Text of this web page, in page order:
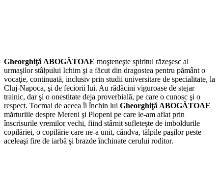
Gheorghiţă ABOGĂTOAE moşteneşte spiritul răzeşesc al
urmaşilor stâlpului Ichim şi a făcut din dragostea pentru pământ o
vocaţie, continuată, inclusiv prin studii universitare de specialitate, la
Cluj-Napoca, şi de feciorii lui. Au rădăcini viguroase de stejar
trainic, dar şi o onestitate deja proverbială, pe care o cunosc şi o
respect. Tocmai de aceea îi închin lui Gheorghiţă ABOGĂTOAE
mărturiile despre Mereni şi Plopeni pe care le-am aflat prin
înscrisurile vremilor vechi, fiind stârnit sufleteşte de imboldurile
copilăriei, o copilărie care ne-a unit, cândva, tălpile paşilor peste
aceleaşi fire de iarbă şi brazde închinate cerului roditor.